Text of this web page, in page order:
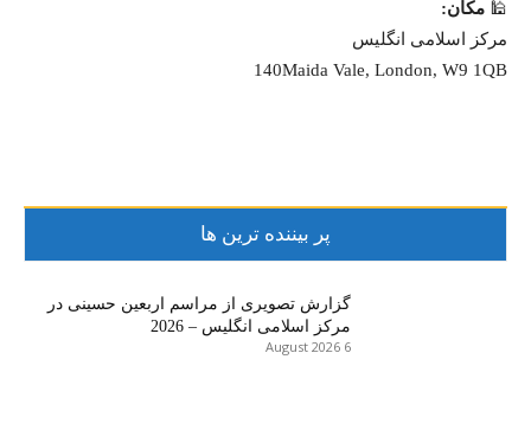
🕌 مکان:
مرکز اسلامی انگلیس
140Maida Vale, London, W9 1QB
پر بیننده ترین ها
گزارش تصویری از مراسم اربعین حسینی در
مرکز اسلامی انگلیس – 2026
6 August 2026